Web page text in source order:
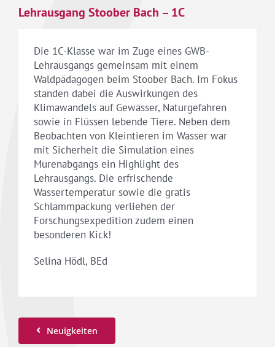
Lehrausgang Stoober Bach – 1C
Die 1C-Klasse war im Zuge eines GWB-
Lehrausgangs gemeinsam mit einem
Waldpädagogen beim Stoober Bach. Im Fokus
standen dabei die Auswirkungen des
Klimawandels auf Gewässer, Naturgefahren
sowie in Flüssen lebende Tiere. Neben dem
Beobachten von Kleintieren im Wasser war
mit Sicherheit die Simulation eines
Murenabgangs ein Highlight des
Lehrausgangs. Die erfrischende
Wassertemperatur sowie die gratis
Schlammpackung verliehen der
Forschungsexpedition zudem einen
besonderen Kick!
Selina Hödl, BEd
Neuigkeiten